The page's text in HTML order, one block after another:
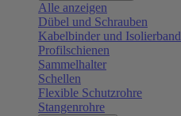
Alle anzeigen
Dübel und Schrauben
Kabelbinder und Isolierband
Profilschienen
Sammelhalter
Schellen
Flexible Schutzrohre
Stangenrohre